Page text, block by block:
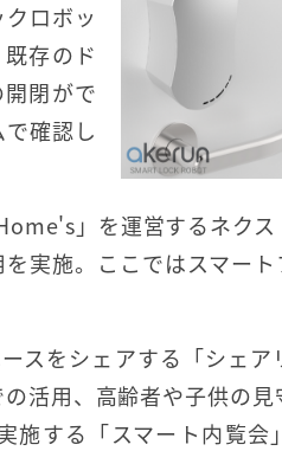
ロボッ
存のド
閉がで
確認し
」を運営するネク
実施。ここではスマー
をシェアする「シェア
活用、高齢者や子供の
施する「スマート内覧会